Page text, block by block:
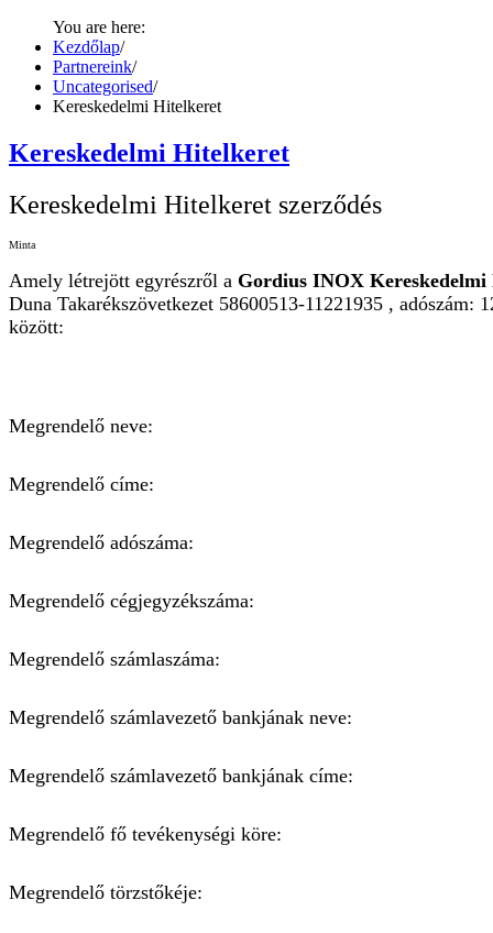
You are here:
Kezdőlap/
Partnereink/
Uncategorised/
Kereskedelmi Hitelkeret
Kereskedelmi Hitelkeret
Kereskedelmi Hitelkeret szerződés
Minta
Amely létrejött egyrészről a Gordius INOX
Duna Takarékszövetkezet 58600513-11221935 ,
között:
Megrendelő neve:
Megrendelő címe:
Megrendelő adószáma:
Megrendelő cégjegyzékszáma:
Megrendelő számlaszáma:
Megrendelő számlavezető bankjának neve:
Megrendelő számlavezető bankjának címe:
Megrendelő fő tevékenységi köre:
Megrendelő törzstőkéje: